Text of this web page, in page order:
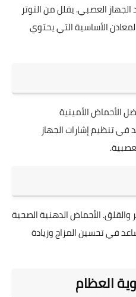
العصبي. يقلل من التوتر
الأساسية التي يحتوي
الأحماض الأمينية
تنظيم إشارات الجهاز
والقلق. الأحماض الدهنية الصحية
في تحسين المزاج وزيادة
العظام